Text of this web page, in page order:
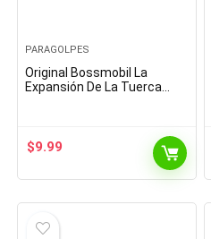
PARAGOLPES
Original Bossmobil La
Expansión De La Tuerca
$9.99